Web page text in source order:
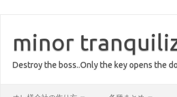
minor
Destroy the boss..Only the key opens the